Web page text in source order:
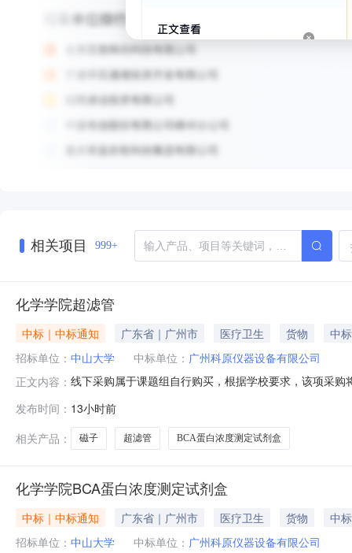
相关项目 999+
化学学院超滤管
中标｜中标通知 广东省｜广州市 医疗卫生 货物
中
招标单位： 中山大学 中标单位： 广州科原仪器设备有限公司
正文内容： 线下采购属于课题组自行购买，根据学校要求，该项采
仪器设备有限公司BCA蛋白浓度测定试剂盒
发布时间： 13小时前
相关产品：
磁子 超滤管 BCA蛋白浓度测定试剂盒
化学学院BCA蛋白浓度测定试剂盒
中标｜中标通知 广东省｜广州市 医疗卫生 货物
中
招标单位： 中山大学 中标单位： 广州科原仪器设备有限公司